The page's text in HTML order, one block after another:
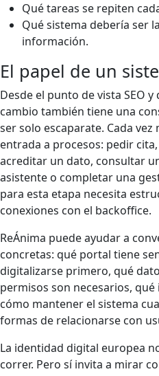
Qué tareas se repiten
Qué sistema debería ser
información.
El papel de un
Desde el punto de vista SEO
cambio también tiene una
ser solo escaparate. Cada
entrada a procesos: pedir
acreditar un dato, consultar
asistente o completar una
para esta etapa necesita
conexiones con el backoffice.
ReÁnima puede ayudar a
concretas: qué portal tiene
digitalizarse primero, qué
permisos son necesarios,
cómo mantener el sistema
formas de relacionarse con
La identidad digital europea
correr. Pero sí invita a mirar